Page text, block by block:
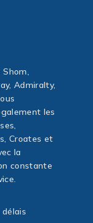
Admiralty,
les
Croates et
la
constante